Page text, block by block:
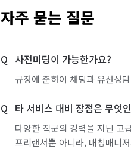
자주 묻는 질문
사전미팅이 가능한가요?
규정에 준하여 채팅과 유선상
타 서비스 대비 장점은 무엇
다양한 직군의 경력을 지닌 고
프리랜서뿐 아니라, 매칭매니